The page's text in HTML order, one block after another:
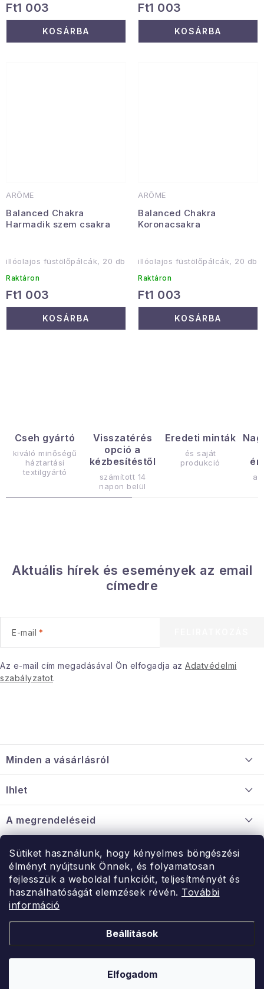
Sütiket használunk, hogy kényelmes böngészési
élményt nyújtsunk Önnek, és folyamatosan
fejlesszük a weboldal funkcióit, teljesítményét és
használhatóságát elemzések révén. További
információ
Beállítások
Elfogadom
Ft1 003
KOSÁRBA
Ft1 003
KOSÁRBA
ARÔME
Balanced Chakra
Harmadik szem csakra
illóolajos füstölőpálcák, 20 db
Raktáron
Ft1 003
KOSÁRBA
ARÔME
Balanced Chakra
Koronacsakra
illóolajos füstölőpálcák, 20 db
Raktáron
Ft1 003
KOSÁRBA
n
s
e
m
e
i
Cseh gyártó
kiváló minőségű
háztartási
textilgyártó
Visszatérés
opció a
kézbesítéstől
számított 14
napon belül
Eredeti minták
és saját
produkció
Aktuális hírek és események az email
címedre
E-mail
Az e-mail cím megadásával Ön elfogadja az Adatvédelmi
szabályzatot.
á
b
é
c
Minden a vásárlásról
Információ a mellékletről
Nagykereskedelmi együttműködés
Ihlet
A megrendeléseid
Érintkezés
Rendelésem
Érintkezés
Hé-Pé: 9:00-15:00
uzlet@modernvasarlas.hu
Kereskedelem feltételei
ModernVasarlas.hu. Minden jog fenntartva.